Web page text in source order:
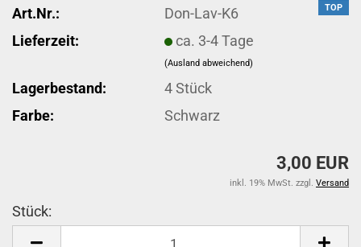
TOP
Art.Nr.:
Don-Lav-K6
Lieferzeit:
ca. 3-4 Tage
(Ausland abweichend)
Lagerbestand: 4Stück
Farbe:
Schwarz
3,00 EUR
inkl. 19% MwSt. zzgl. Versand
Stück: